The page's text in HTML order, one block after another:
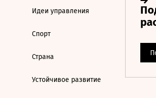
Идеи управления
Спорт
Страна
Устойчивое развитие